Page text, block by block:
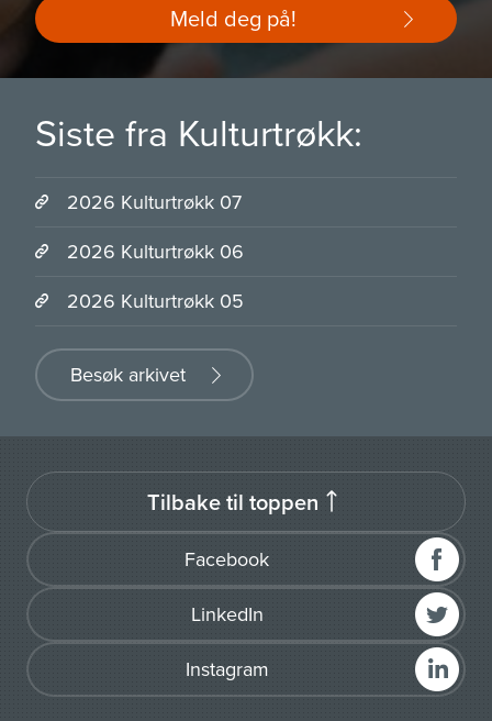
Meld deg på!
Siste fra Kulturtrøkk:
2026 Kulturtrøkk 07
2026 Kulturtrøkk 06
2026 Kulturtrøkk 05
Besøk arkivet
Facebook
LinkedIn
Instagram
Tilbake til toppen